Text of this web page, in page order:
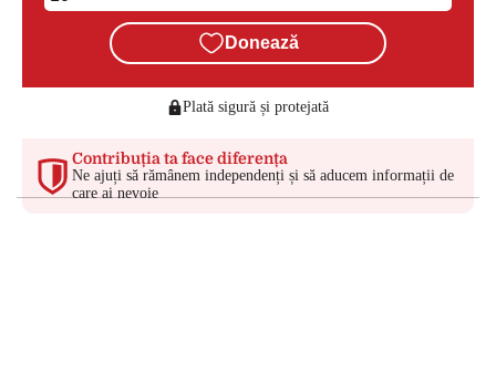
Donează
Plată sigură și protejată
Contribuția ta face diferența
Ne ajuți să rămânem independenți și să aducem informații de
care ai nevoie